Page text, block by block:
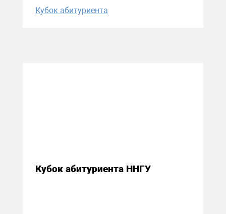
Кубок абитуриента
Кубок абитуриента ННГУ